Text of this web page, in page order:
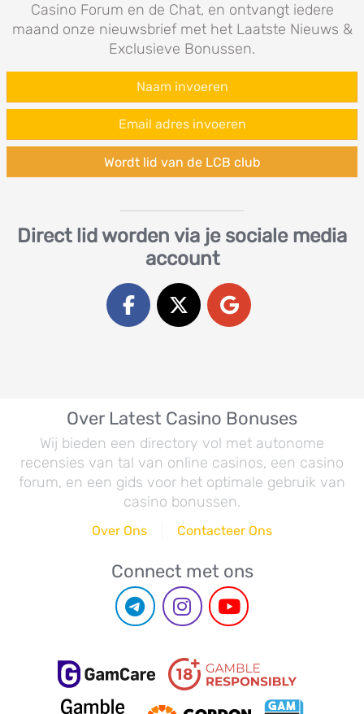
Casino Forum en de Chat, en ontvangt iedere
maand onze nieuwsbrief met het Laatste Nieuws &
Exclusieve Bonussen.
Wordt lid van de LCB club
Direct lid worden via je sociale media
account
Over Latest Casino Bonuses
Wij bieden een directory vol met autonome
recensies van tal van online casinos, een casino
forum, en een gids voor het optimale gebruik van
casino bonussen.
Over Ons Contacteer Ons
Connect met ons